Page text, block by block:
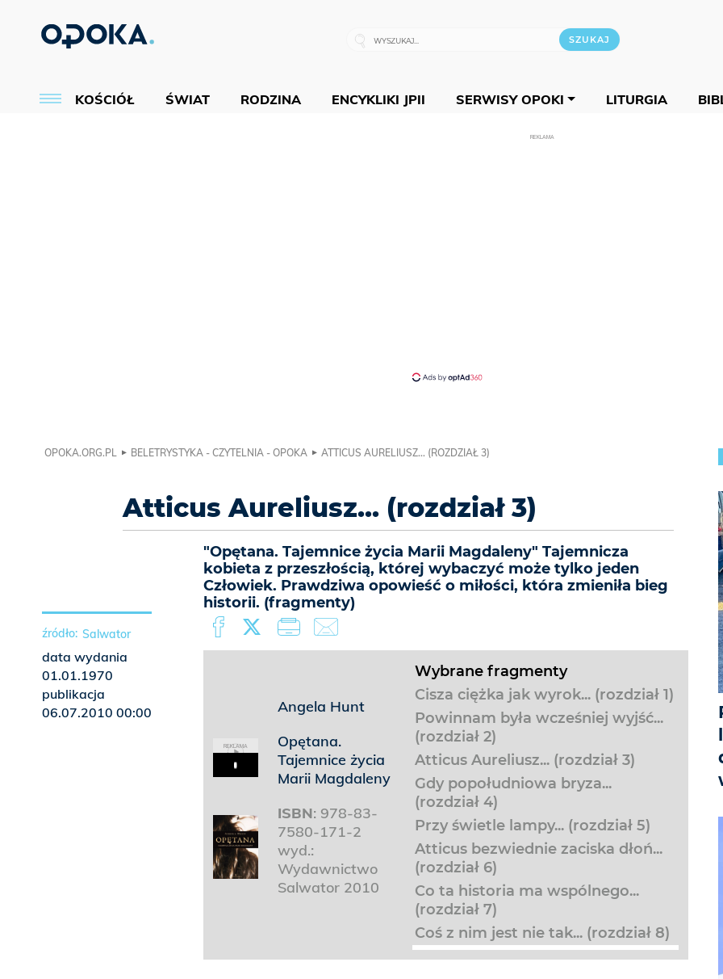
KOŚCIÓŁ ŚWIAT RODZINA ENCYKLIKI JPII SERWISY OPOKI LITURGIA
REKLAMA
OPOKA.ORG.PL BELETRYSTYKA - CZYTELNIA - OPOKA ATTICUS AURELIUSZ... (ROZDZIAŁ 3)
Atticus Aureliusz... (rozdział 3)
"Opętana. Tajemnice życia Marii Magdaleny" Tajemnicza
kobieta z przeszłością, której wybaczyć może tylko jeden
Człowiek. Prawdziwa opowieść o miłości, która zmieniła bieg
historii. (fragmenty)
REKLAMA
Play
Angela Hunt
Opętana.
Tajemnice życia
Marii Magdaleny
ISBN: 978-83-
7580-171-2
wyd.:
Wydawnictwo
Salwator 2010
Wybrane fragmenty
Cisza ciężka jak wyrok... (rozdział 1)
Powinnam była wcześniej wyjść...
(rozdział 2)
Atticus Aureliusz... (rozdział 3)
Gdy popołudniowa bryza...
(rozdział 4)
Przy świetle lampy... (rozdział 5)
Atticus bezwiednie zaciska dłoń...
(rozdział 6)
Co ta historia ma wspólnego...
(rozdział 7)
Coś z nim jest nie tak... (rozdział 8)
Salwator
data wydania
01.01.1970
publikacja
06.07.2010 00:00